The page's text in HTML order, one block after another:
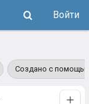
Войти
Создано с